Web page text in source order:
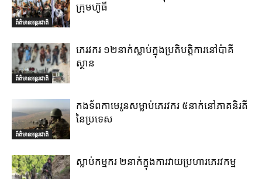
ព័ត៌មានអន្តរជាតិ
ក្រុមហ៊ូធី
ព័ត៌មានអន្តរជាតិ
ភេរវករ ១២នាក់ស្លាប់ក្នុងប្រតិបត្តិការនៅប៉ាគី
ស្ថាន
ព័ត៌មានអន្តរជាតិ
កងទ័ពកាមេរូនសម្លាប់ភេរវករ ៥នាក់នៅភាគនិរតី
នៃប្រទេស
ស្លាប់កម្មករ ២នាក់ក្នុងការវាយប្រហារភេរវកម្ម